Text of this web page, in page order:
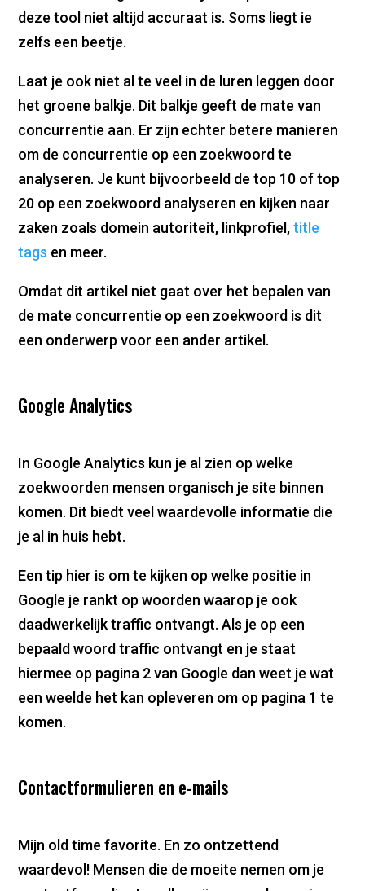
deze tool niet altijd accuraat is. Soms liegt ie
zelfs een beetje.
Laat je ook niet al te veel in de luren leggen door
het groene balkje. Dit balkje geeft de mate van
concurrentie aan. Er zijn echter betere manieren
om de concurrentie op een zoekwoord te
analyseren. Je kunt bijvoorbeeld de top 10 of top
20 op een zoekwoord analyseren en kijken naar
zaken zoals domein autoriteit, linkprofiel,title
tags en meer.
Omdat dit artikel niet gaat over het bepalen van
de mate concurrentie op een zoekwoord is dit
een onderwerp voor een ander artikel.
Google Analytics
In Google Analytics kun je al zien op welke
zoekwoorden mensen organisch je site binnen
komen. Dit biedt veel waardevolle informatie die
je al in huis hebt.
Een tip hier is om te kijken op welke positie in
Google je rankt op woorden waarop je ook
daadwerkelijk traffic ontvangt. Als je op een
bepaald woord traffic ontvangt en je staat
hiermee op pagina 2 van Google dan weet je wat
een weelde het kan opleveren om op pagina 1 te
komen.
Contactformulieren en e-mails
Mijn old time favorite. En zo ontzettend
waardevol! Mensen die de moeite nemen om je